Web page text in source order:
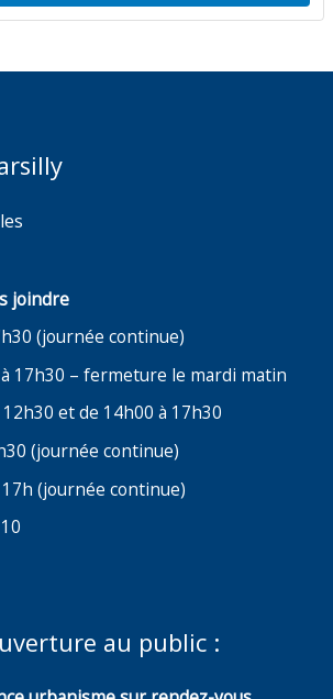
joindre
(journée continue)
17h30 – fermeture le mardi matin
et de 14h00 à 17h30
(journée continue)
(journée continue)
au public :